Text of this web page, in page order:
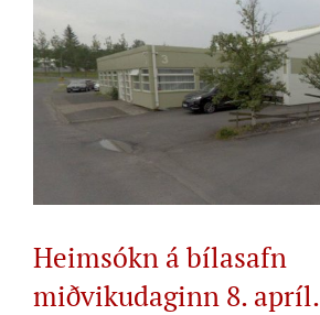
Image
Heimsókn á bílasafn
miðvikudaginn 8. apríl.